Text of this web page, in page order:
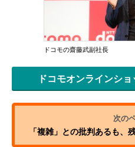
ドコモの齋藤武副社長
ドコモオンラインシ
「複雑」との批判あるも、